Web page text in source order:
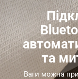
та
Ваги можна